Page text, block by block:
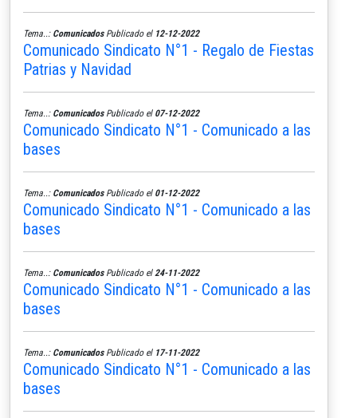
Tema..: ComunicadosPublicado el 12-12-2022
Comunicado Sindicato N°1 - Regalo de Fiestas
Patrias y Navidad
Tema..: ComunicadosPublicado el 07-12-2022
Comunicado Sindicato N°1 - Comunicado a las
bases
Tema..: ComunicadosPublicado el 01-12-2022
Comunicado Sindicato N°1 - Comunicado a las
bases
Tema..: ComunicadosPublicado el 24-11-2022
Comunicado Sindicato N°1 - Comunicado a las
bases
Tema..: ComunicadosPublicado el 17-11-2022
Comunicado Sindicato N°1 - Comunicado a las
bases